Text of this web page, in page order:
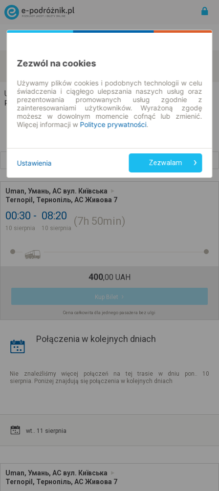
Uman Ternopil
Uman → Ternopil
Rozkład jazdy i bilety
Uman, Умань, АС вул. Київська
Ternopil, Тернопіль, АС Живова 7
00:30
10 sierpnia
08:20
10 sierpnia
7h 50min
400,00 UAH
Kup Bilet
Cena całkowita dla jednego pasażera bez ulgi
Połączenia w kolejnych dniach
Nie znaleźliśmy więcej połączeń na tej trasie w dniu pon.. 10
sierpnia. Poniżej znajdują się połączenia w kolejnych dniach
wt.. 11 sierpnia
Uman, Умань, АС вул. Київська
Ternopil, Тернопіль, АС Живова 7
Zezwól na cookies
Używamy plików cookies i podobnych technologii w celu
świadczenia i ciągłego ulepszania naszych usług oraz
prezentowania promowanych usług zgodnie z
zainteresowaniami użytkowników. Wyrażoną zgodę
możesz w dowolnym momencie cofnąć lub zmienić.
Więcej informacji w Polityce prywatności.
Ustawienia Zezwalam